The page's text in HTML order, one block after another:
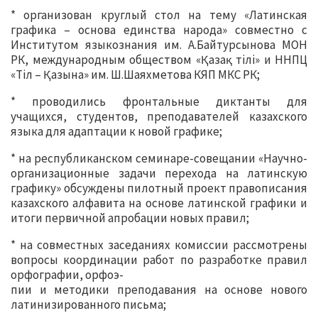
* организован круглый стол на тему «Латинская
графика – основа единства народа» совместно с
Институтом языкознания им. А.Байтурсынова МОН
РК, международным обществом «Қазақ тілі» и ННПЦ
«Тіл – Қазына» им. Ш.Шаяхметова КЯП МКС РК;
* проводились фронтальные диктанты для
учащихся, студентов, преподавателей казахского
языка для адаптации к новой графике;
* на республиканском семинаре-совещании «Научно-
организационные задачи перехода на латинскую
графику» обсуждены пилотный проект правописания
казахского алфавита на основе латинской графики и
итоги первичной апробации новых правил;
* на совместных заседаниях комиссии рассмотрены
вопросы координации работ по разработке правил
орфографии, орфоэ-
пии и методики преподавания на основе нового
латинизированного письма;